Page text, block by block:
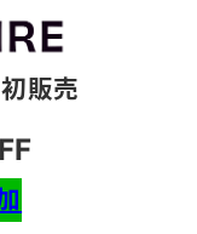
販売